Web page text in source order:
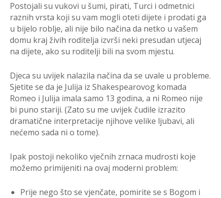
Postojali su vukovi u šumi, pirati, Turci i odmetnici
raznih vrsta koji su vam mogli oteti dijete i prodati ga
u bijelo roblje, ali nije bilo načina da netko u vašem
domu kraj živih roditelja izvrši neki presudan utjecaj
na dijete, ako su roditelji bili na svom mjestu.
Djeca su uvijek nalazila načina da se uvale u probleme.
Sjetite se da je Julija iz Shakespearovog komada
Romeo i Julija imala samo 13 godina, a ni Romeo nije
bi puno stariji. (Zato su me uvijek čudile izrazito
dramatične interpretacije njihove velike ljubavi, ali
nećemo sada ni o tome).
Ipak postoji nekoliko vječnih zrnaca mudrosti koje
možemo primijeniti na ovaj moderni problem:
Prije nego što se vjenčate, pomirite se s Bogom i